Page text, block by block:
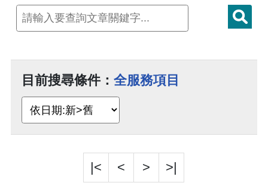
目前搜尋條件： 全服務項目
|< < > >|